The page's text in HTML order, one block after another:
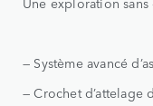
— Système avancé
— Crochet